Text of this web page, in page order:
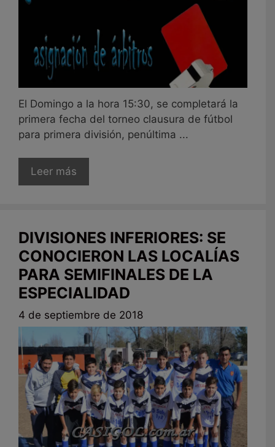
El Domingo a la hora 15:30, se completará la
primera fecha del torneo clausura de fútbol
para primera división, penúltima ...
Leer más
DIVISIONES INFERIORES: SE
CONOCIERON LAS LOCALÍAS
PARA SEMIFINALES DE LA
ESPECIALIDAD
4 de septiembre de 2018